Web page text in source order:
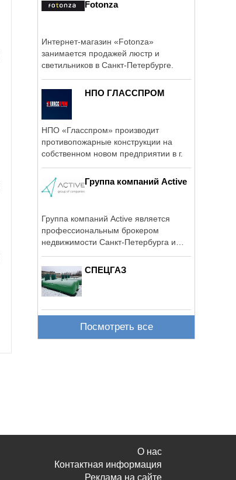
Fotonza
Интернет-магазин «Fotonza»
занимается продажей люстр и
светильников в Санкт-Петербурге.
НПО ГЛАССПРОМ
НПО «Гласспром» производит
противопожарные конструкции на
собственном новом предприятии в г.
Группа компаний Active
Группа компаний Active является
профессиональным брокером
недвижимости Санкт-Петербурга и
СПЕЦГАЗ
Посмотреть все
О нас
Контактная информация
Реклама на сайте